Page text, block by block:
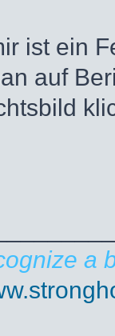
ist ein
auf
a